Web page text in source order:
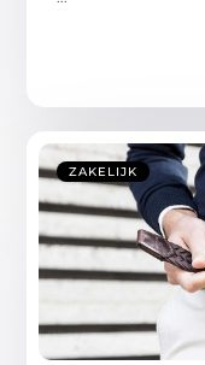
ZAKELIJK